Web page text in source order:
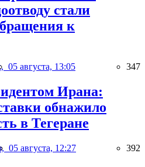
стали
к
05 августа, 13:05 347
Ирана:
обнажило
в Тегеране
05 августа, 12:27 392